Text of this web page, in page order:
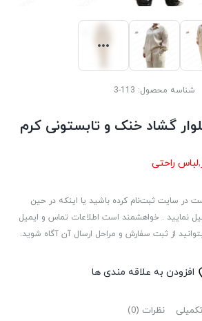
شناسه محصول: 113-3
گشاد خنک و تابستونی کرم
,لباس راحتی
سایت ثبت‌نام کرده باشید یا اینکه در حین
نمایید . خواهشمند است اطلاعات تماس و ایمیل
از ثبت سفارش و مراحل ارسال آن آگاه شوید.
افزودن به علاقه مندی ها
نظرات (0)